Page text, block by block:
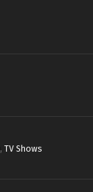
, TV Shows